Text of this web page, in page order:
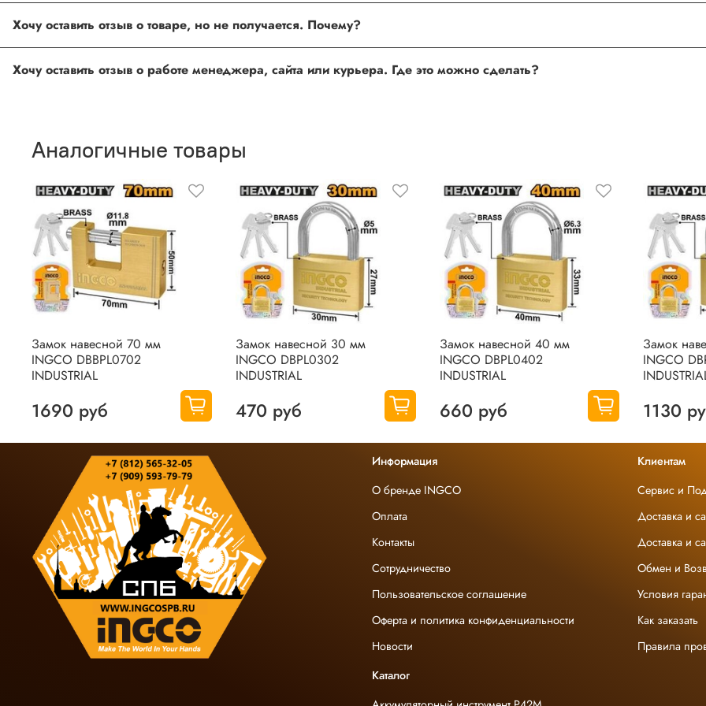
товарах проходят модерацию.
ingco.or.itk@gmail.com; ingco.spb@mail.ru
Оставить отзыв о покупке
Аналогичные товары
Замок навесной 70 мм
INGCO DBBPL0702
INDUSTRIAL
1690 руб
Замок навесной 30 мм
INGCO DBPL0302
INDUSTRIAL
470 руб
Замок навесной 40 мм
INGCO DBPL0402
INDUSTRIAL
660 руб
Замок
INGCO
1130
Информация
О бренде INGCO
Оплата
Контакты
Сотрудничество
Пользовательское соглашение
Оферта и политика конфиденциальности
Новости
Клиентам
Сервис и
Доставка и
Доставка и
Обмен и
Условия
Как заказать
Правила
Каталог